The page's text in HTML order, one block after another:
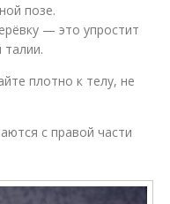
позе.
— это упростит
талии.
плотно к телу, не
с правой части